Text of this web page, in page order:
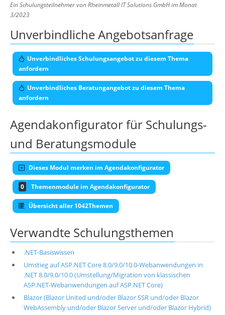
Ein Schulungsteilnehmer von Rheinmetall IT Solutions GmbH im Monat
3/2023
Unverbindliche Angebotsanfrage
Unverbindliches Schulungsangebot zu diesem Thema
anfordern
Unverbindliches Beratungangebot zu diesem Thema
anfordern
Agendakonfigurator für Schulungs-
und Beratungsmodule
Dieses Modul merken im Agendakonfigurator
0 Themenmodule im Agendakonfigurator
Übersicht aller 1042Themen
Verwandte Schulungsthemen
.NET-Basiswissen
Umstieg auf ASP.NET Core 8.0/9.0/10.0-Webanwendungen in
.NET 8.0/9.0/10.0 (Umstellung/Migration von klassischen
ASP.NET-Webanwendungen auf ASP.NET Core)
Blazor (Blazor United und/oder Blazor SSR und/oder Blazor
WebAssembly und/oder Blazor Server und/oder Blazor Hybrid)